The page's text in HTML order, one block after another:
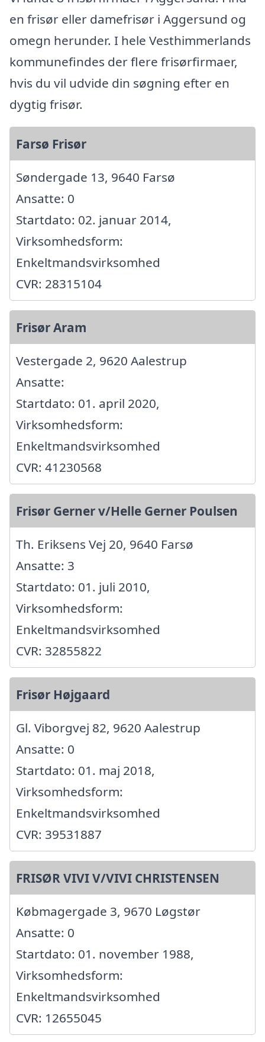
en frisør eller damefrisør i Aggersund og
omegn herunder. I hele Vesthimmerlands
kommunefindes der flere frisørfirmaer,
hvis du vil udvide din søgning efter en
dygtig frisør.
Farsø Frisør
Søndergade 13, 9640 Farsø
Ansatte: 0
Startdato: 02. januar 2014,
Virksomhedsform:
Enkeltmandsvirksomhed
CVR: 28315104
Frisør Aram
Vestergade 2, 9620 Aalestrup
Ansatte:
Startdato: 01. april 2020,
Virksomhedsform:
Enkeltmandsvirksomhed
CVR: 41230568
Frisør Gerner v/Helle Gerner Poulsen
Th. Eriksens Vej 20, 9640 Farsø
Ansatte: 3
Startdato: 01. juli 2010,
Virksomhedsform:
Enkeltmandsvirksomhed
CVR: 32855822
Frisør Højgaard
Gl. Viborgvej 82, 9620 Aalestrup
Ansatte: 0
Startdato: 01. maj 2018,
Virksomhedsform:
Enkeltmandsvirksomhed
CVR: 39531887
FRISØR VIVI V/VIVI CHRISTENSEN
Købmagergade 3, 9670 Løgstør
Ansatte: 0
Startdato: 01. november 1988,
Virksomhedsform:
Enkeltmandsvirksomhed
CVR: 12655045